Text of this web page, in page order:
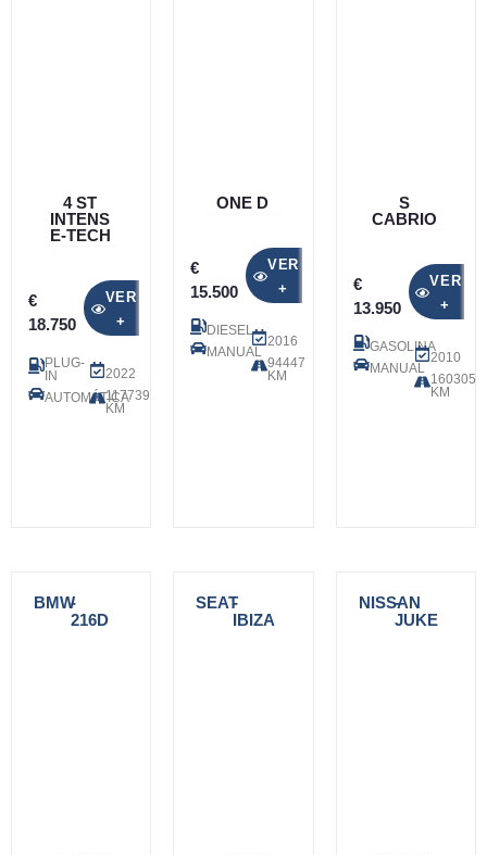
4 ST
INTENS
E-TECH
€
18.750
VER
+
PLUG-
IN
AUTOMÁTICA
2022
117739
KM
ONE D
€
15.500
VER
+
DIESEL
MANUAL
2016
94447
KM
S
CABRIO
€
13.950
VER
+
GASOLINA
MANUAL
2010
160305
KM
BMW-
216D
SEAT
-
IBIZA
NISSAN
-
JUKE